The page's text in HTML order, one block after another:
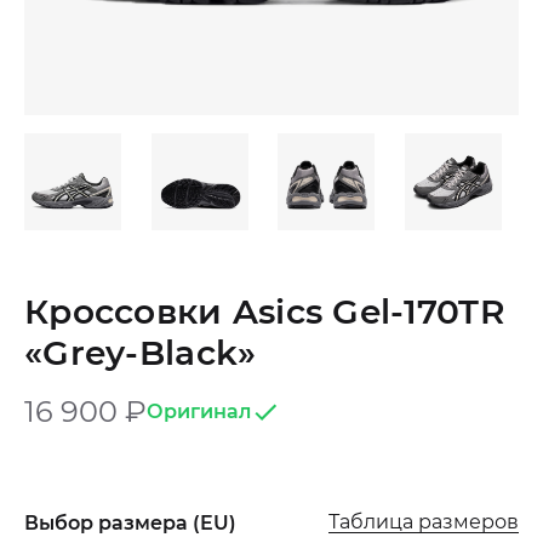
Кроссовки Asics Gel-170TR
«Grey-Black»
16 900 ₽Оригинал
Выбор размера (EU) Таблица размеров